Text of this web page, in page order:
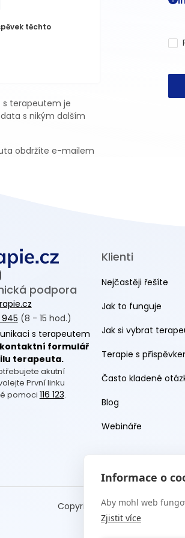
Informace o
Aby mohl web
Zjistit více
těchto
s terapeutem je
s nikým dalším
obdržíte e-mailem
podpora
(8 - 15 hod.)
s terapeutem
kontaktní formulář
terapeuta.
akutní
První linku
pomoci 116 123.
Klienti
Nejčastěji řešíte
Jak to funguje
Jak si vybrat
Terapie s
Často kladené
Blog
Webináře
Copyright Terapie CZ s.r.o.